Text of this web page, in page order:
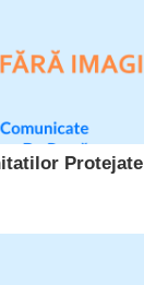
Protejate